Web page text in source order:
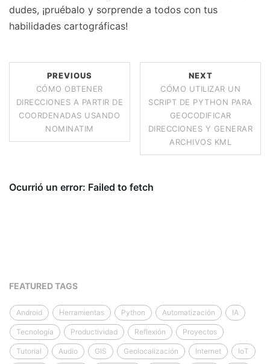
dudes, ¡pruébalo y sorprende a todos con tus
habilidades cartográficas!
PREVIOUS
CÓMO OBTENER
DIRECCIONES A PARTIR DE
COORDENADAS USANDO
NOMINATIM
NEXT
CÓMO UTILIZAR UN
SCRIPT DE PYTHON PARA
GEOCODIFICAR
DIRECCIONES Y GENERAR
ARCHIVOS KML
FEATURED TAGS
Android Herramientas Python Automatización IA
Tecnología Productividad Reflexión Proyectos
Tutorial Audio GIS Geolocalización Internet IoT